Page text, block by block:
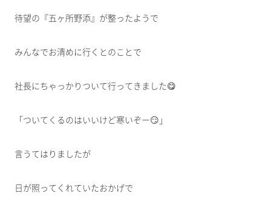
待望の『五ヶ所野添』が整ったようで
みんなでお清めに行くとのことで
社長にちゃっかりついて行ってきました😋
「ついてくるのはいいけど寒いぞー😏」
言うてはりましたが
日が照ってくれていたおかげで